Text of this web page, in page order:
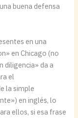
buena defensa
en una
en Chicago (no
diligencia» da a
el
la simple
en inglés, lo
ellos, si esa frase